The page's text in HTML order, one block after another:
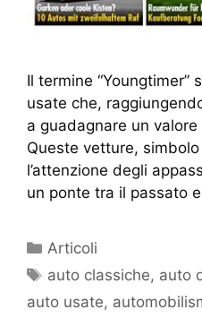
Il termine “Youngtimer”
usate che,
a guadagnare un
Queste vetture,
l’attenzione degli
un ponte tra il passato
Articoli
auto classiche, auto
auto usate,